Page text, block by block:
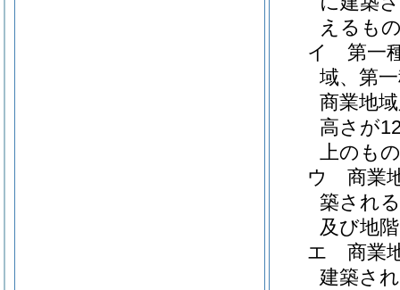
えるも
イ
第一
域、第
商業地
高さが
上のもの
ウ
商業
築され
及び地
エ
商業
建築さ